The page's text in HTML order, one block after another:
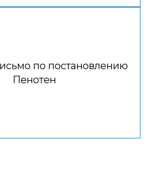
по постановлению
Пенотен